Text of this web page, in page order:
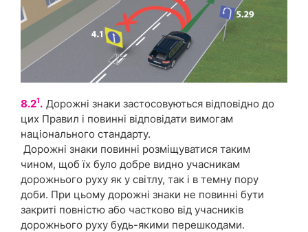
8.21. Дорожні знаки застосовуються відповідно до
цих Правил і повинні відповідати вимогам
національного стандарту.
Дорожні знаки повинні розміщуватися таким
чином, щоб їх було добре видно учасникам
дорожнього руху як у світлу, так і в темну пору
доби. При цьому дорожні знаки не повинні бути
закриті повністю або частково від учасників
дорожнього руху будь-якими перешкодами.